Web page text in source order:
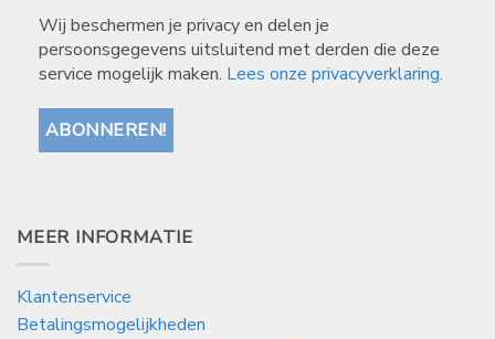
Wij beschermen je privacy en delen je
persoonsgegevens uitsluitend met derden die deze
service mogelijk maken. Lees onze privacyverklaring.
MEER INFORMATIE
Klantenservice
Betalingsmogelijkheden